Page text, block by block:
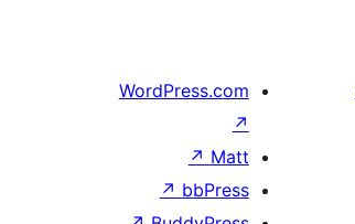
WordPress.com
↗
Matt
↗
bbPress
↗